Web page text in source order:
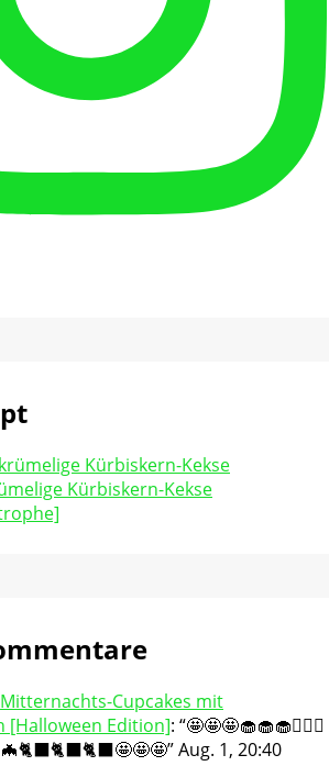
Kürbiskern-Kekse
Mitternachts-Cupcakes mit
[Halloween Edition]: “🤩🤩🤩🧁🧁🧁🧛🏻‍♀️
”Aug. 1, 20:40